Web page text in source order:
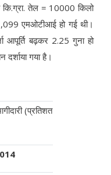
तेल = 10000 किलो
एमओटीआई हो गई थी।
बढ़कर 2.25 गुना हो
दर्शाया गया है।
(प्रतिशत